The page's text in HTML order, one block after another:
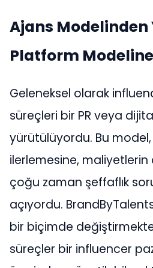
Ajans Modelinden
Platform
Geleneksel olarak
süreçleri bir PR veya
yürütülüyordu. Bu
ilerlemesine, maliyetlerin
çoğu zaman şeffaflık
açıyordu.
bir biçimde
süreçler bir influencer